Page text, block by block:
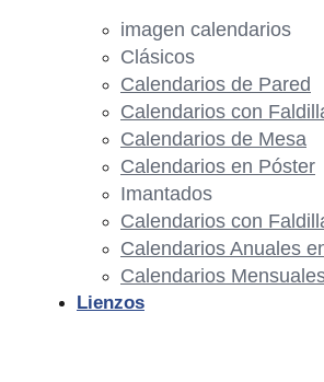
imagen calendarios
Clásicos
Calendarios de Pared
Calendarios con
Calendarios de Mesa
Calendarios en Póster
Imantados
Calendarios con
Calendarios Anuales
Calendarios
Lienzos